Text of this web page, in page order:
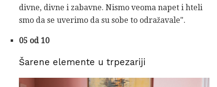
divne, divne i zabavne. Nismo veoma napet i hteli
smo da se uverimo da su sobe to odražavale".
05 od 10
Šarene elemente u trpezariji